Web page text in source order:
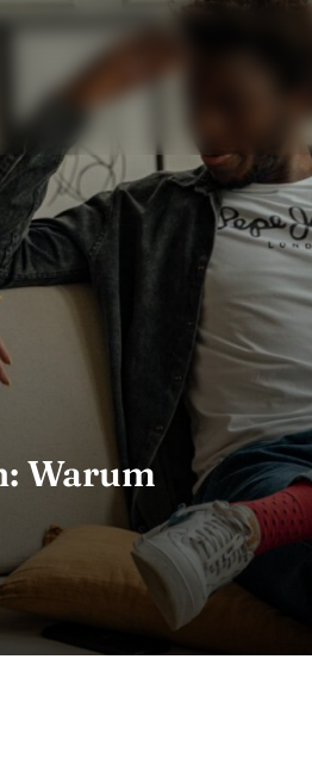
Warum